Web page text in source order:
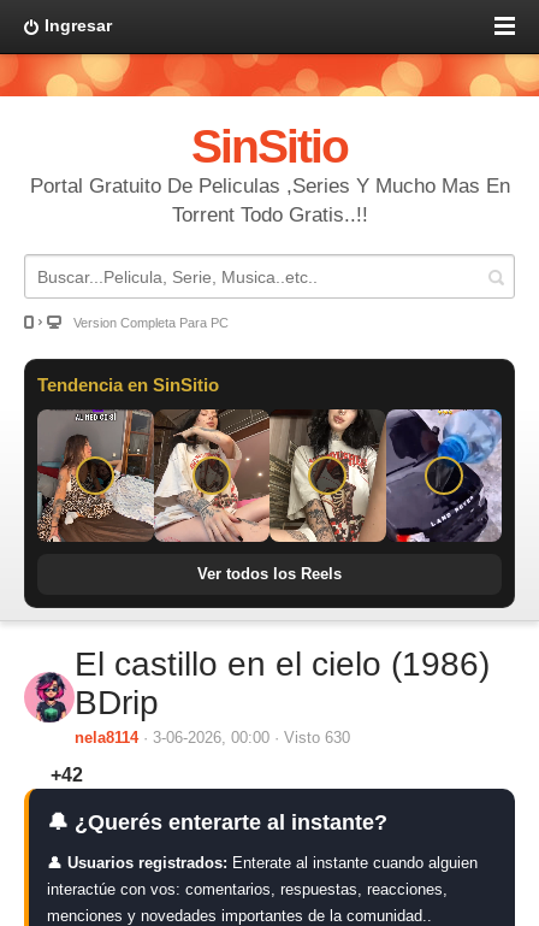
Ingresar
SinSitio
Portal Gratuito De Peliculas ,Series Y Mucho Mas En
Torrent Todo Gratis..!!
Version Completa Para PC
Tendencia en SinSitio
Ver todos los Reels
El castillo en el cielo (1986)
BDrip
nela8114· 3-06-2026, 00:00 · Visto 630
+42
🔔 ¿Querés enterarte al instante?
👤 Usuarios registrados: Enterate al instante cuando alguien
interactúe con vos: comentarios, respuestas, reacciones,
menciones y novedades importantes de la comunidad..